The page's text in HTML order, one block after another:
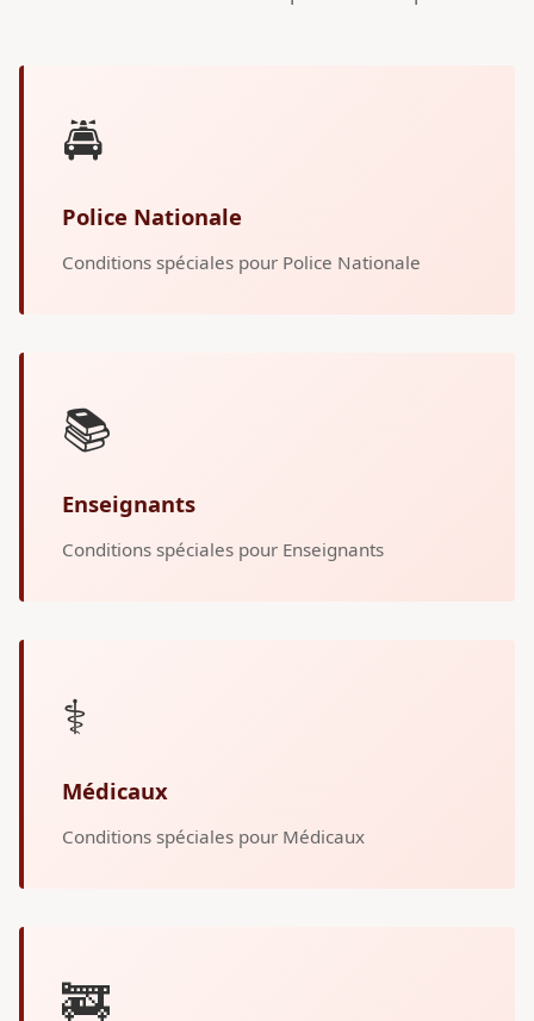
🚔
Police Nationale
Conditions spéciales pour Police Nationale
📚
Enseignants
Conditions spéciales pour Enseignants
⚕️
Médicaux
Conditions spéciales pour Médicaux
🚒